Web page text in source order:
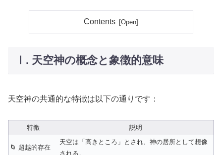
Contents
Ⅰ. 天空神の概念と象徴的意味
天空神の共通的な特徴は以下の通りです：
特徴 説明
🌀 超越的存在
天空は「高きところ」とされ、神の居所として想像
される。